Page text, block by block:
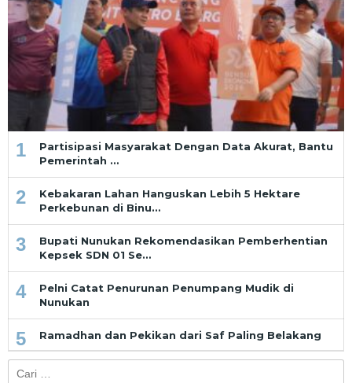
1
Partisipasi Masyarakat Dengan Data Akurat, Bantu
Pemerintah …
2
Kebakaran Lahan Hanguskan Lebih 5 Hektare
Perkebunan di Binu…
3
Bupati Nunukan Rekomendasikan Pemberhentian
Kepsek SDN 01 Se…
4
Pelni Catat Penurunan Penumpang Mudik di
Nunukan
5 Ramadhan dan Pekikan dari Saf Paling Belakang
untuk: